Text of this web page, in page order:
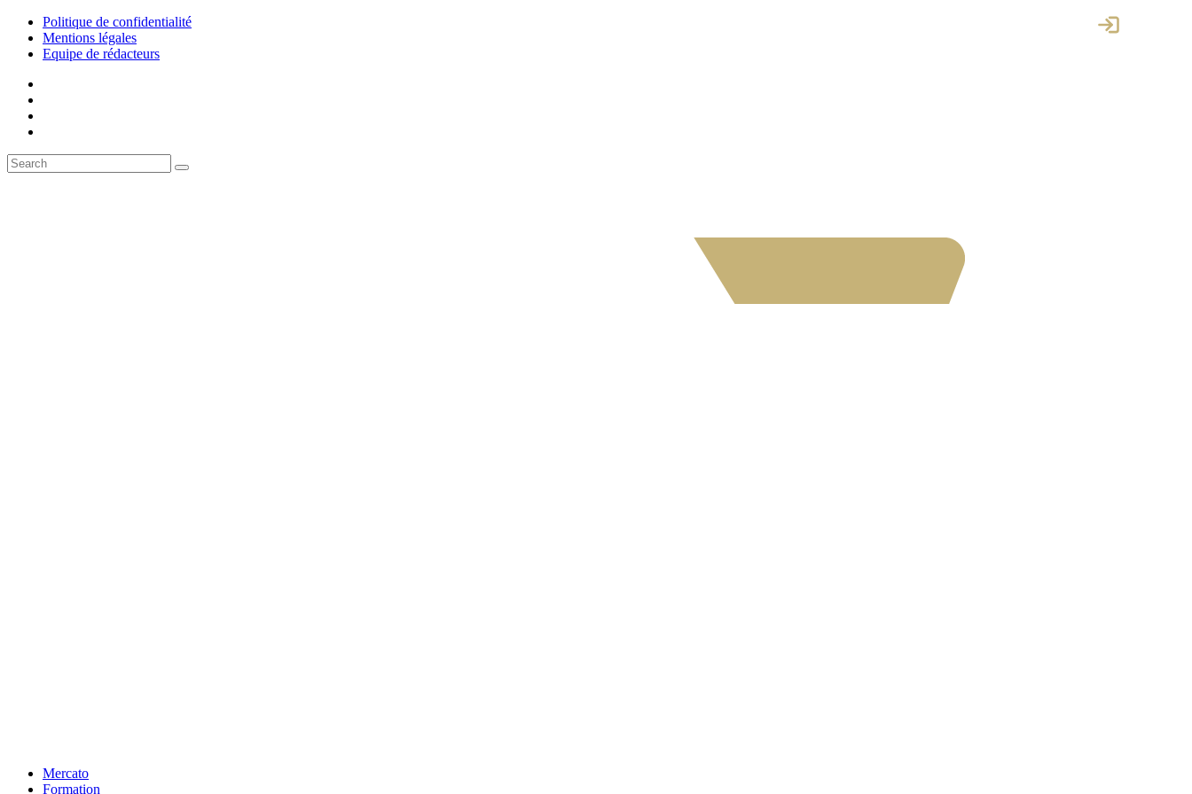
Politique de confidentialité
Mentions légales
Equipe de rédacteurs
Mercato
Formation